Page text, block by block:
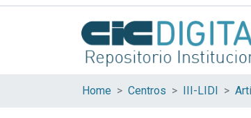
Home Centros III-LIDI